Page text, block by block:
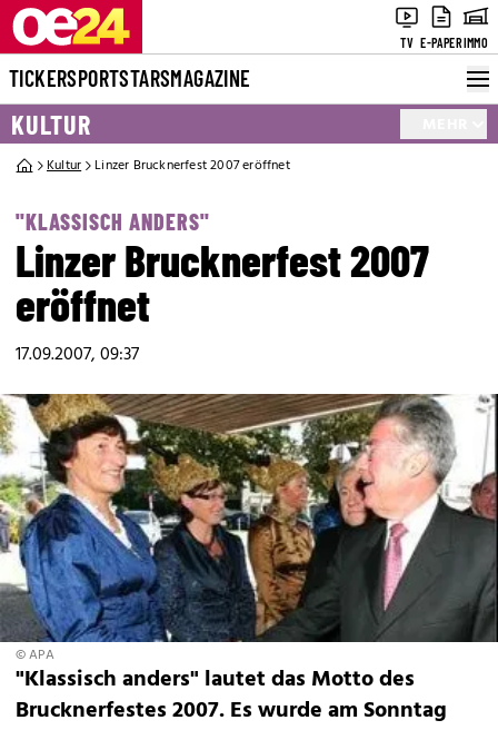
TV E-PAPERIMMO
TICKERSPORTSTARSMAGAZINE
KULTUR
Kultur Linzer Brucknerfest 2007 eröffnet
"KLASSISCH ANDERS"
Linzer Brucknerfest 2007
eröffnet
17.09.2007, 09:37
© APA
"Klassisch anders" lautet das Motto des
Brucknerfestes 2007. Es wurde am Sonntag